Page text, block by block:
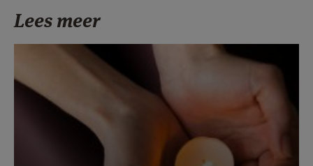
Lees meer